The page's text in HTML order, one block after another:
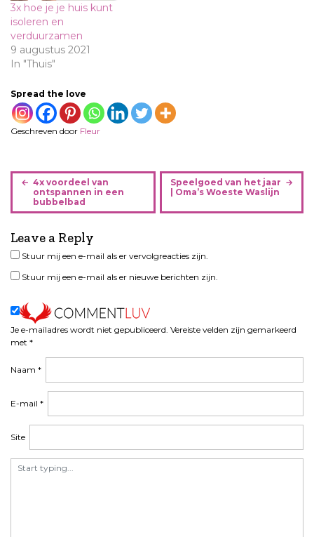
3x hoe je je huis kunt
isoleren en
verduurzamen
9 augustus 2021
In "Thuis"
Spread the love
Geschreven door Fleur
B
r
c
h
t
v
i
g
a
e
4x voordeel van
ontspannen in een
bubbelbad
Speelgoed van het jaar
| Oma’s Woeste Waslijn
Leave a Reply
Je e-mailadres wordt niet gepubliceerd. Vereiste velden zijn gemarkeerd
met *
Naam *
E-mail *
Site
Stuur mij een e-mail als er vervolgreacties zijn.
Stuur mij een e-mail als er nieuwe berichten zijn.